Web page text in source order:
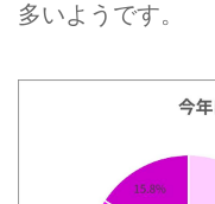
多いようです。